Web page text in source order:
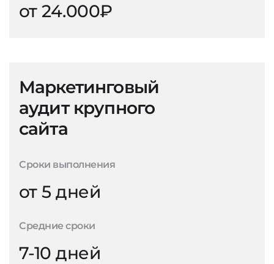
от 24.000₽
Маркетинговый
аудит крупного
сайта
Сроки выполнения
от 5 дней
Средние сроки
7-10 дней